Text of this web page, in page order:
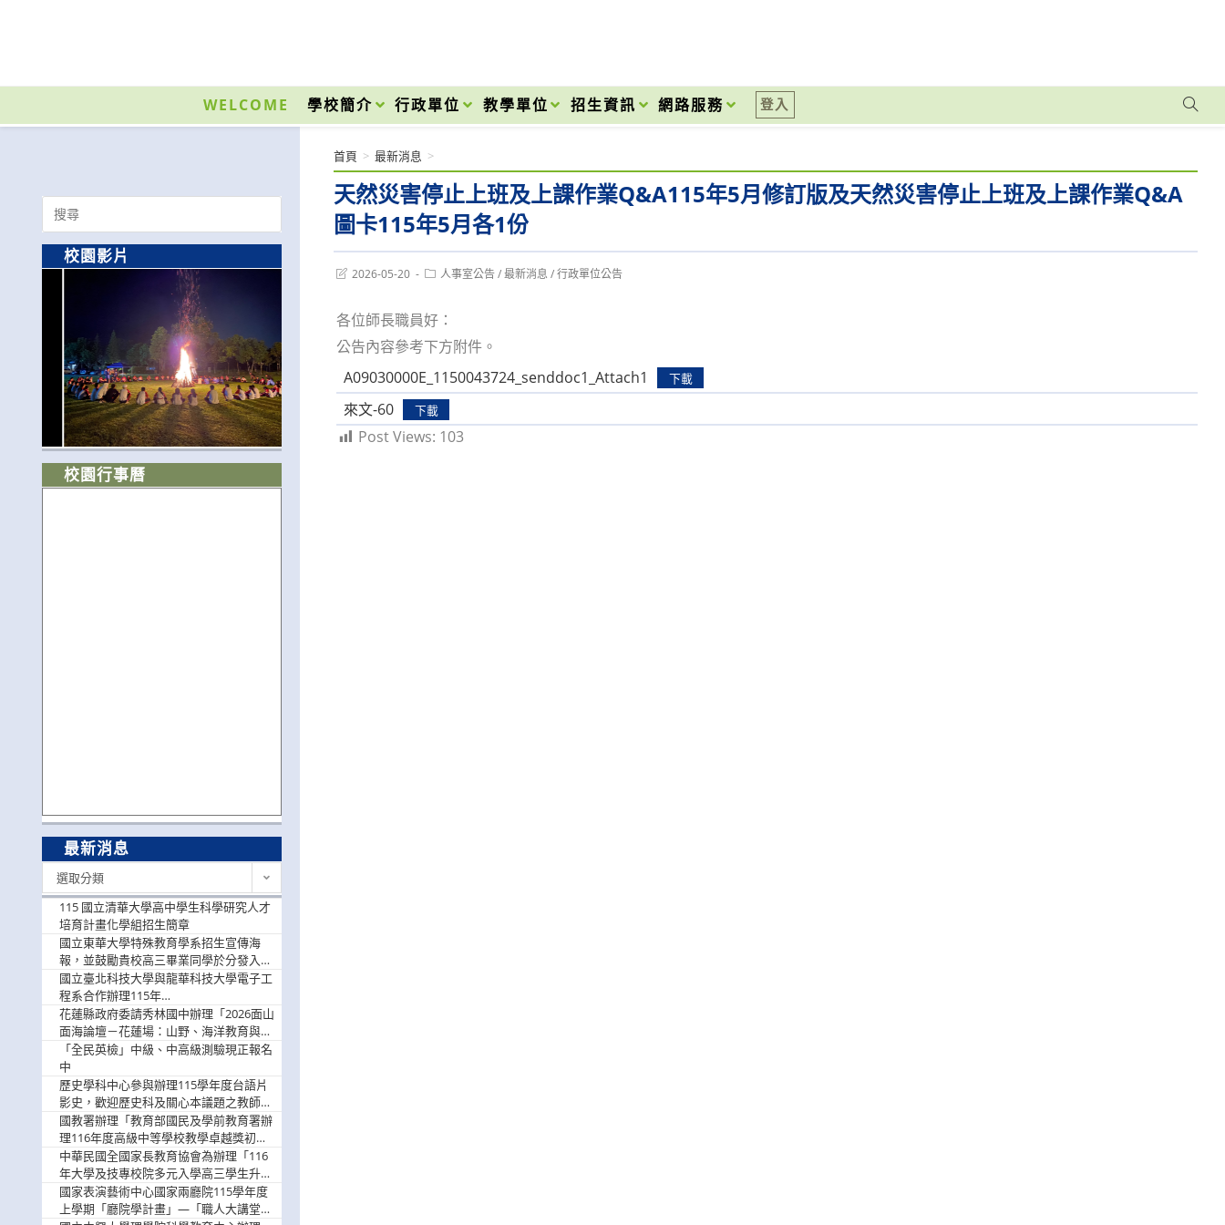
內
WELCOME 學校簡介 行政單位 教學單位 招生資訊 網路服務 登入
天然災害停止上班及上課作業Q&A115年5月修訂版及天然災害停止上班及上課作業Q&A
圖卡115年5月各1份
首頁 > 最新消息 >
Post2026-05-20
Post人事室公告 / 最新消息 / 行政單位公告
各位師長職員好：
公告內容參考下方附件。
A09030000E_1150043724_senddoc1_Attach1
下載
來文-60 下載
Post Views: 103
Search
for:
校園影片
校園行事曆
最新消息
選取分類
115 國立清華大學高中學生科學研究人才
培育計畫化學組招生簡章
國立東華大學特殊教育學系招生宣傳海
報，並鼓勵貴校高三畢業同學於分發入學
階段踴躍選填。
國立臺北科技大學與龍華科技大學電子工
程系合作辦理115年
「115.08.10~08.12「AI賦能應用於智慧半
導體研習營」，歡迎學生踴躍報名參加
花蓮縣政府委請秀林國中辦理「2026面山
面海論壇－花蓮場：山野、海洋教育與戶
外安全實務課程」，歡迎踴躍報名參加
「全民英檢」中級、中高級測驗現正報名
中
歷史學科中心參與辦理115學年度台語片
影史，歡迎歷史科及關心本議題之教師踴
躍報名參加
國教署辦理「教育部國民及學前教育署辦
理116年度高級中等學校教學卓越獎初選
實施計畫」，鼓勵教師踴躍報名
中華民國全國家長教育協會為辦理「116
年大學及技專校院多元入學高三學生升學
輔導家長說明會」
國家表演藝術中心國家兩廳院115學年度
上學期「廳院學計畫」—「職人大講堂」